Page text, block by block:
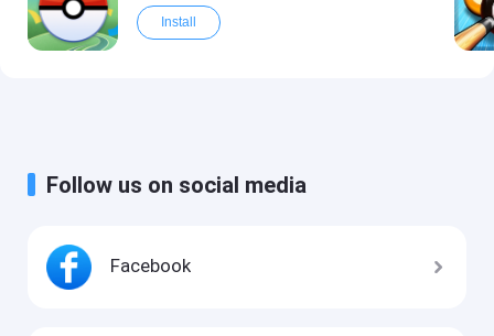
Install
Follow us on social media
Facebook